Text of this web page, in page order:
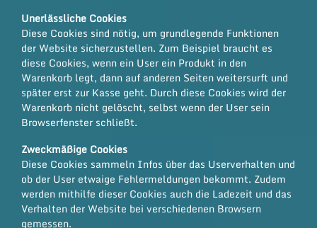
Unerlässliche Cookies
Diese Cookies sind nötig, um grundlegende Funktionen
der Website sicherzustellen. Zum Beispiel braucht es
diese Cookies, wenn ein User ein Produkt in den
Warenkorb legt, dann auf anderen Seiten weitersurft und
später erst zur Kasse geht. Durch diese Cookies wird der
Warenkorb nicht gelöscht, selbst wenn der User sein
Browserfenster schließt.
Zweckmäßige Cookies
Diese Cookies sammeln Infos über das Userverhalten und
ob der User etwaige Fehlermeldungen bekommt. Zudem
werden mithilfe dieser Cookies auch die Ladezeit und das
Verhalten der Website bei verschiedenen Browsern
gemessen.